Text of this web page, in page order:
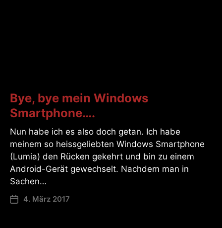
Bye, bye mein Windows
Smartphone….
Nun habe ich es also doch getan. Ich habe
meinem so heissgeliebten Windows Smartphone
(Lumia) den Rücken gekehrt und bin zu einem
Android-Gerät gewechselt. Nachdem man in
Sachen…
4. März 2017